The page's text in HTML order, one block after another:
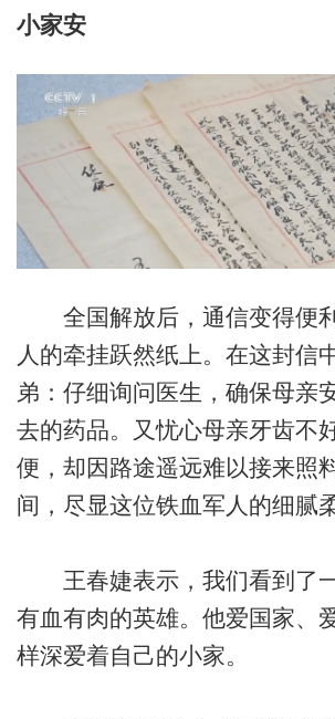
小家安
全国解放后，通信变得便
人的牵挂跃然纸上。在这封信
弟：仔细询问医生，确保母亲
去的药品。又忧心母亲牙齿不
便，却因路途遥远难以接来照
间，尽显这位铁血军人的细腻
王春婕表示，我们看到了一
有血有肉的英雄。他爱国家、
样深爱着自己的小家。